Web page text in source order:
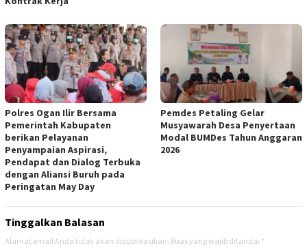
Polres Ogan Ilir Bersama
Pemerintah Kabupaten
berikan Pelayanan
Penyampaian Aspirasi,
Pendapat dan Dialog Terbuka
dengan Aliansi Buruh pada
Peringatan May Day
Pemdes Petaling Gelar
Musyawarah Desa Penyertaan
Modal BUMDes Tahun Anggaran
2026
Tinggalkan Balasan
Alamat email Anda tidak akan dipublikasikan. Ruas yang wajib ditandai *